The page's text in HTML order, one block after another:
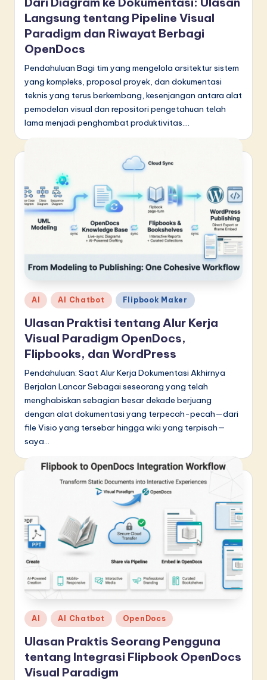
Langsung tentang Pipeline Visual
Paradigm dan Riwayat Berbagi
OpenDocs
Pendahuluan Bagi tim yang mengelola arsitektur sistem
yang kompleks, proposal proyek, dan dokumentasi
teknis yang terus berkembang, kesenjangan antara alat
pemodelan visual dan repositori pengetahuan telah
lama menjadi penghambat produktivitas.…
Posted
AI AI Chatbot Flipbook Maker
Ulasan Praktisi tentang Alur Kerja
Visual Paradigm OpenDocs,
Flipbooks, dan WordPress
Pendahuluan: Saat Alur Kerja Dokumentasi Akhirnya
Berjalan Lancar Sebagai seseorang yang telah
menghabiskan sebagian besar dekade berjuang
dengan alat dokumentasi yang terpecah-pecah—dari
file Visio yang tersebar hingga wiki yang terpisah—
saya…
Posted
in
AI AI Chatbot OpenDocs
Ulasan Praktis Seorang Pengguna
tentang Integrasi Flipbook OpenDocs
Visual Paradigm